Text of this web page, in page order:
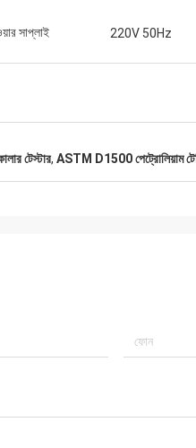
সাপ্লাই 220V 50Hz
টেস্টার, ASTM D1500 পেট্রোলিয়াম